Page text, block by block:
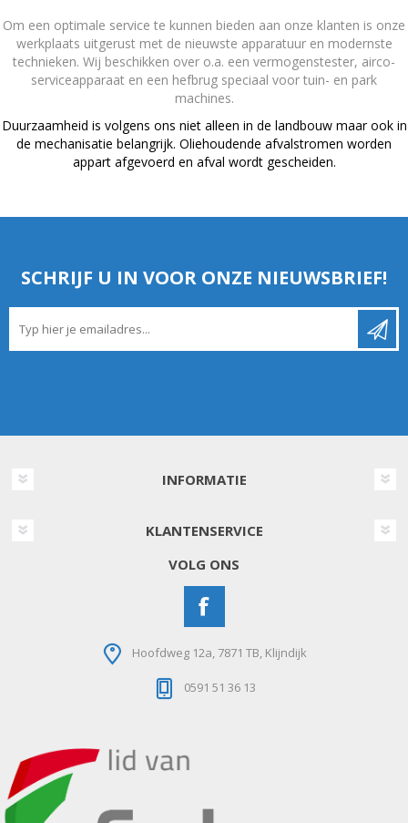
Om een optimale service te kunnen bieden aan onze klanten is onze
werkplaats uitgerust met de nieuwste apparatuur en modernste
technieken. Wij beschikken over o.a. een vermogenstester, airco-
serviceapparaat en een hefbrug speciaal voor tuin- en park
machines.
Duurzaamheid is volgens ons niet alleen in de landbouw maar ook in
de mechanisatie belangrijk. Oliehoudende afvalstromen worden
appart afgevoerd en afval wordt gescheiden.
SCHRIJF U IN VOOR ONZE NIEUWSBRIEF!
INFORMATIE
KLANTENSERVICE
VOLG ONS
Hoofdweg 12a, 7871 TB, Klijndijk
0591 51 36 13